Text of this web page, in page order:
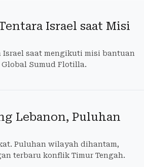
Israel saat Misi
saat mengikuti misi bantuan
Global Sumud Flotilla.
Lebanon, Puluhan
Puluhan wilayah dihantam,
terbaru konflik Timur Tengah.